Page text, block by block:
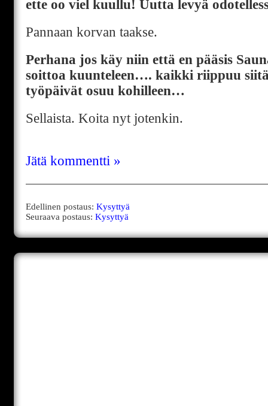
ette oo viel kuullu! Uutta levyä
Pannaan korvan taakse.
Perhana jos käy niin että en pääsis
soittoa kuunteleen…. kaikki riippuu
työpäivät osuu kohilleen…
Sellaista. Koita nyt jotenkin.
Jätä kommentti »
Edellinen postaus: Kysyttyä
Seuraava postaus: Kysyttyä